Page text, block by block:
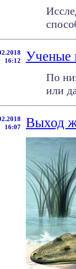
16:12
Ученые
По
или
16:07
Выход